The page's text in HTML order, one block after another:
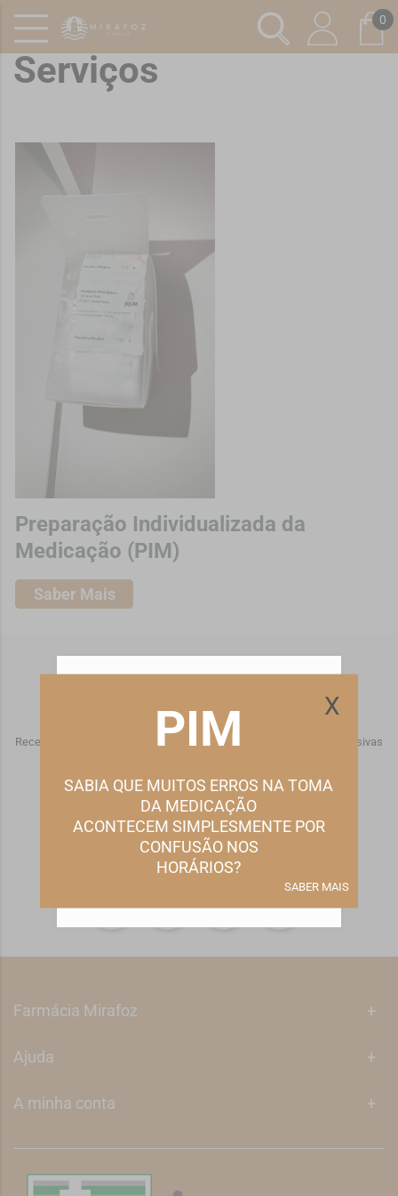
0
Serviços
Preparação Individualizada da
Medicação (PIM)
Saber Mais
Subscreva a nossa Newsletter
Receba ofertas especiais, descontos/promoções e novidades exclusivas
Farmácia Mirafoz +
Ajuda +
A minha conta +
Este site utiliza cookies para melhorar a sua
experiência de utilização.
REJEITAR TODOS OS NÃO ESSENCIAIS
GERIR PREFERÊNCIAS
X
PIM
SABIA QUE MUITOS ERROS NA TOMA
DA MEDICAÇÃO
ACONTECEM SIMPLESMENTE POR
CONFUSÃO NOS
HORÁRIOS?
SABER MAIS